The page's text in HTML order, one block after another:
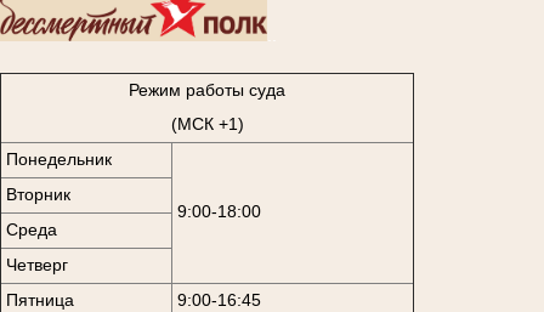
Режим работы суда
(МСК +1)
Понедельник
9:00-18:00
Вторник
Среда
Четверг
Пятница
9:00-16:45